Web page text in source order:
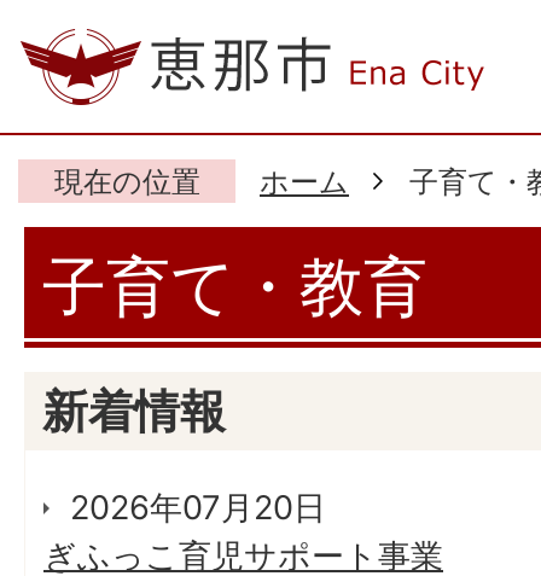
現在の位置 ホーム 子育て・
子育て・教育
新着情報
2026年07月20日
ぎふっこ育児サポート事業